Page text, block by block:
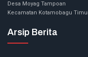
Desa Moyag Tampoan
Kecamatan Kotamobagu
Arsip Berita